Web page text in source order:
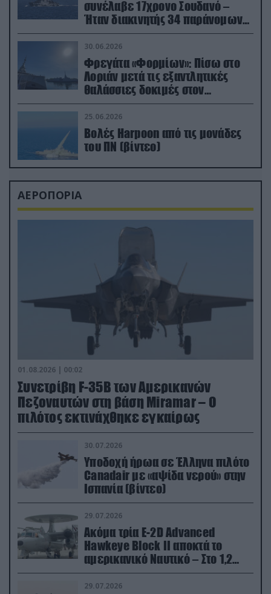
συνέλαβε 17χρονο Σουδανό –
Ήταν διακινητής 34 παράνομων
μεταναστών
30.06.2026
Φρεγάτα «Φορμίων»: Πίσω στο
Λοριάν μετά τις εξαντλητικές
θαλάσσιες δοκιμές στον
απαιτητικό Βισκαϊκό
25.06.2026
Βολές Harpoon από τις μονάδες
του ΠΝ (βίντεο)
ΑΕΡΟΠΟΡΙΑ
01.08.2026 | 00:02
Συνετρίβη F-35B των Αμερικανών
Πεζοναυτών στη βάση Miramar – Ο
πιλότος εκτινάχθηκε εγκαίρως
30.07.2026
Υποδοχή ήρωα σε Έλληνα πιλότο
Canadair με «αψίδα νερού» στην
Ισπανία (βίντεο)
29.07.2026
Ακόμα τρία E-2D Advanced
Hawkeye Block II αποκτά το
αμερικανικό Ναυτικό – Στο 1,2
δισ.δολάρια το κόστος
29.07.2026